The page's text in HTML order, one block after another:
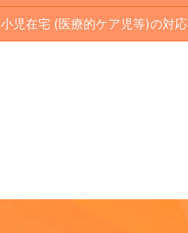
小児在宅 (医療的ケア児等)の対応